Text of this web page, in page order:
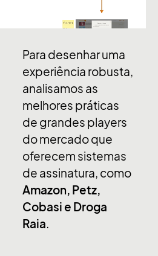
Para desenhar uma
experiência robusta,
analisamos as
melhores práticas
de grandes players
do mercado que
oferecem sistemas
de assinatura, como
Amazon, Petz,
Cobasi e Droga
Raia.